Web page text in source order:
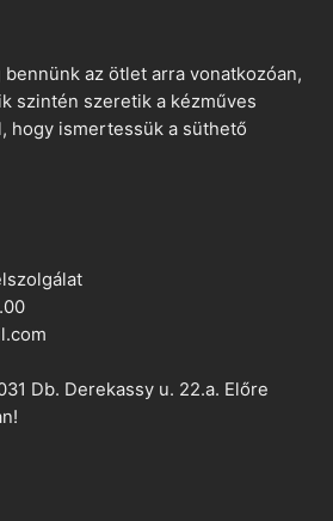
az ötlet arra vonatkozóan,
szintén szeretik a kézműves
hogy ismertessük a süthető
Db. Derekassy u. 22.a. Előre